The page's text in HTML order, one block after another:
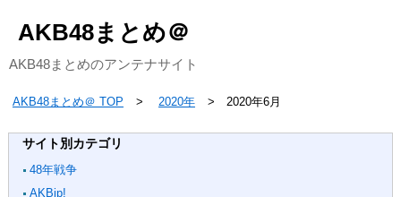
AKB48まとめ＠
AKB48まとめのアンテナサイト
AKB48まとめ＠ TOP 2020年 2020年6月
サイト別カテゴリ
48年戦争
AKBip!